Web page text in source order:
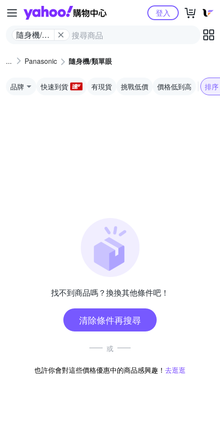
Yahoo購物中心
隨身機/類
登入
Panasonic 隨身機/類單眼
品牌 快速到貨 有現貨 挑戰低價 價格低到高 排序
找不到商品嗎？換換其他條件吧！
清除條件再搜尋
或
也許你會對這些價格優惠中的商品感興趣！ 去逛逛